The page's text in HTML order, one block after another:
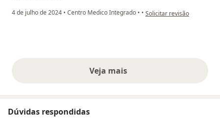
4 de julho de 2024 • Centro Medico Integrado • • na opinião do utilizador
Solicitar revisão
Veja maisopiniões acima
Dúvidas respondidas